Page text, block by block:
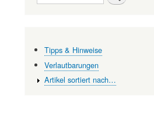
Tipps & Hinweise
Verlautbarungen
Artikel sortiert nach…